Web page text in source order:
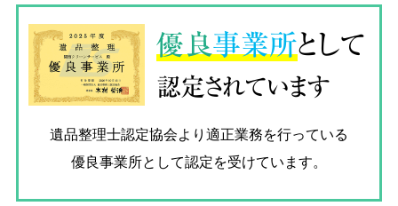
優良事業所として
認定されています
遺品整理士認定協会より適正業務を行っている
優良事業所として認定を受けています。